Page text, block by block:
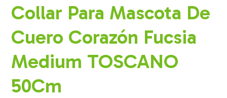
Collar Para Mascota De
Cuero Corazón Fucsia
Medium TOSCANO
50Cm